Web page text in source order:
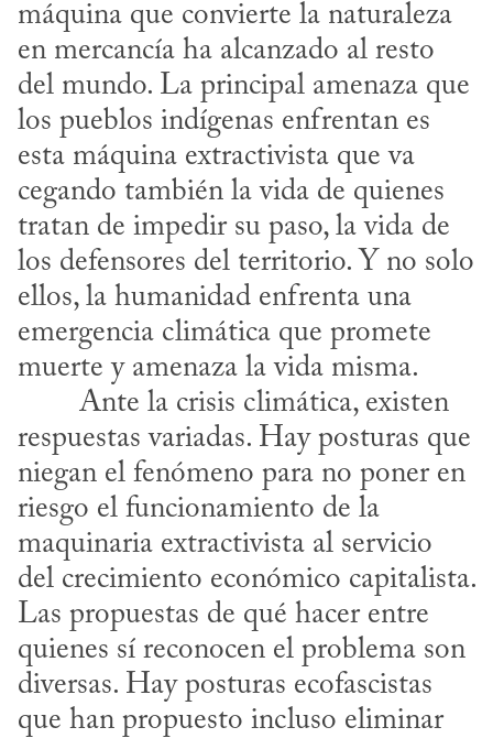
máquina que convierte la naturaleza
en mercancía ha alcanzado al resto
del mundo. La principal amenaza que
los pueblos indígenas enfrentan es
esta máquina extractivista que va
cegando también la vida de quienes
tratan de impedir su paso, la vida de
los defensores del territorio. Y no solo
ellos, la humanidad enfrenta una
emergencia climática que promete
muerte y amenaza la vida misma.
respuestas variadas. Hay posturas que
niegan el fenómeno para no poner en
riesgo el funcionamiento de la
maquinaria extractivista al servicio
del crecimiento económico capitalista.
Las propuestas de qué hacer entre
quienes sí reconocen el problema son
diversas. Hay posturas ecofascistas
que han propuesto incluso eliminar